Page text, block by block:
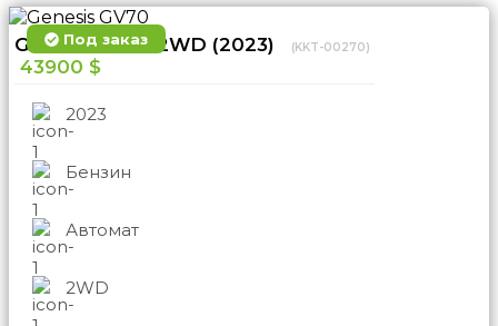
Под заказ
Genesis GV70 2WD (2023) (KKT-00270)
43900 $
2023
Бензин
Автомат
2WD